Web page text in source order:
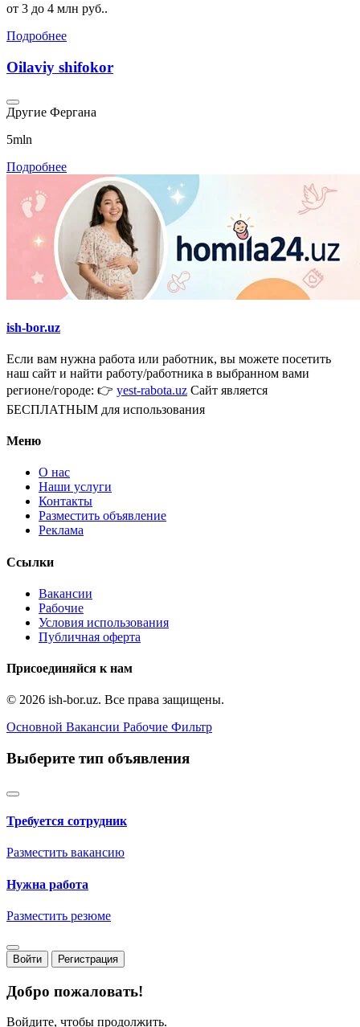
от 3 до 4 млн руб..
Подробнее
Oilaviy shifokor
Другие Фергана
5mln
Подробнее
ish-bor.uz
Если вам нужна работа или работник, вы можете посетить
наш сайт и найти работу/работника в выбранном вами
регионе/городе: 👉 yest-rabota.uz Сайт является
БЕСПЛАТНЫМ для использования
Меню
О нас
Наши услуги
Контакты
Разместить объявление
Реклама
Ссылки
Вакансии
Рабочие
Условия использования
Публичная оферта
Присоединяйся к нам
© 2026 ish-bor.uz. Все права защищены.
Основной Вакансии Рабочие Фильтр
Выберите тип объявления
Требуется сотрудник
Разместить вакансию
Нужна работа
Разместить резюме
Войти Регистрация
Добро пожаловать!
Войдите, чтобы продолжить.